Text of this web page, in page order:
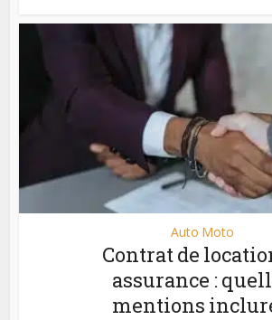
Auto Moto
Contrat de
assurance :
mentions